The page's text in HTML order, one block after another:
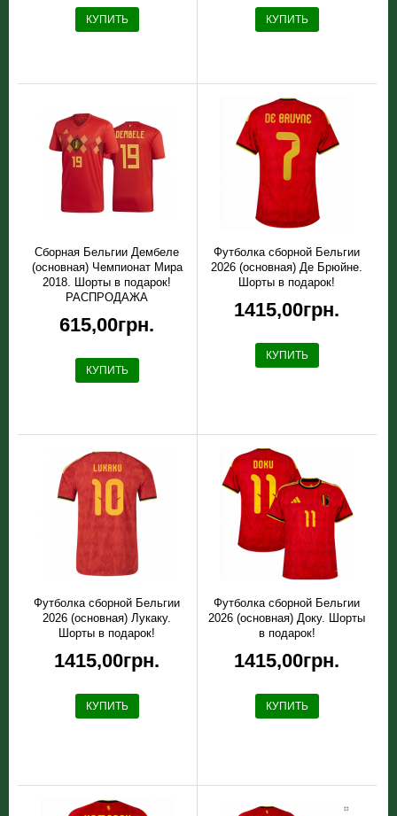
КУПИТЬ КУПИТЬ
Сборная Бельгии Дембеле
(основная) Чемпионат Мира
2018. Шорты в подарок!
РАСПРОДАЖА
615,00грн.
КУПИТЬ
Футболка сборной Бельгии
2026 (основная) Де Брюйне.
Шорты в подарок!
1415,00грн.
КУПИТЬ
Футболка сборной Бельгии
2026 (основная) Лукаку.
Шорты в подарок!
1415,00грн.
КУПИТЬ
Футболка сборной Бельгии
2026 (основная) Доку. Шорты
в подарок!
1415,00грн.
КУПИТЬ